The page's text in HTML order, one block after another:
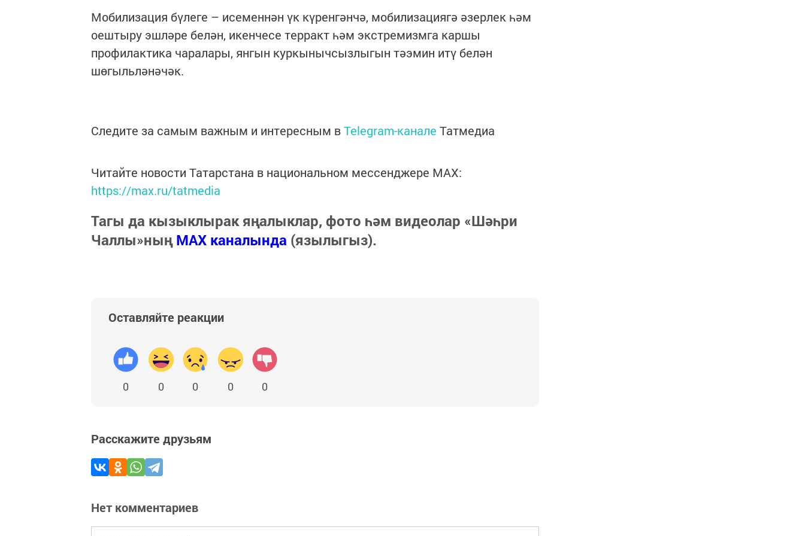
Мобилизация бүлеге – исеменнән үк күренгәнчә, мобилизациягә әзерлек һәм
оештыру эшләре белән, икенчесе терракт һәм экстремизмга каршы
профилактика чаралары, янгын куркынычсызлыгын тәэмин итү белән
шөгыльләнәчәк.
Следите за самым важным и интересным вTelegram-канале Татмедиа
Читайте новости Татарстана в национальном мессенджере MАХ:
https://max.ru/tatmedia
Тагы да кызыклырак яңалыклар, фото һәм видеолар «Шәһри
Чаллы»ныңMAX каналында (язылыгыз).
Оставляйте реакции
0 0 0 0 0
Расскажите друзьям
Нет комментариев